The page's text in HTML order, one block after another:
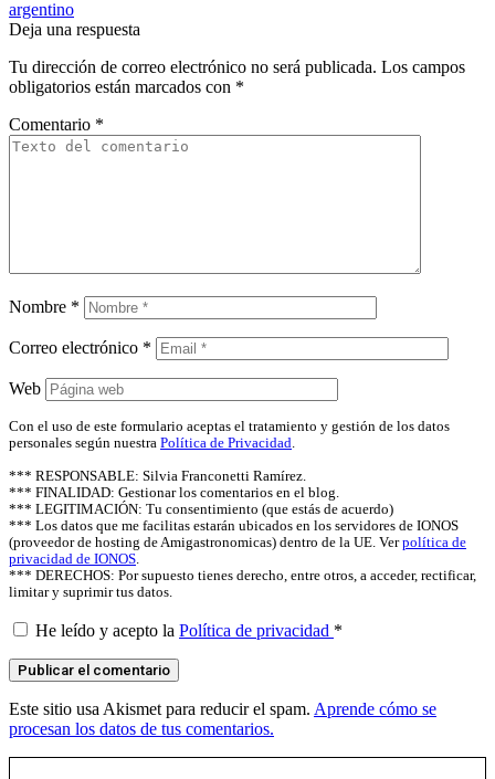
argentino
Deja una respuesta
Tu dirección de correo electrónico no será publicada. Los campos
obligatorios están marcados con *
Comentario *
Nombre *
Correo electrónico *
Web
Con el uso de este formulario aceptas el tratamiento y gestión de los datos
personales según nuestra Política de Privacidad.
*** RESPONSABLE: Silvia Franconetti Ramírez.
*** FINALIDAD: Gestionar los comentarios en el blog.
*** LEGITIMACIÓN: Tu consentimiento (que estás de acuerdo)
*** Los datos que me facilitas estarán ubicados en los servidores de IONOS
(proveedor de hosting de Amigastronomicas) dentro de la UE. Verpolítica de
privacidad de IONOS.
*** DERECHOS: Por supuesto tienes derecho, entre otros, a acceder, rectificar,
limitar y suprimir tus datos.
He leído y acepto la Política de privacidad *
Este sitio usa Akismet para reducir el spam. Aprende cómo se
procesan los datos de tus comentarios.